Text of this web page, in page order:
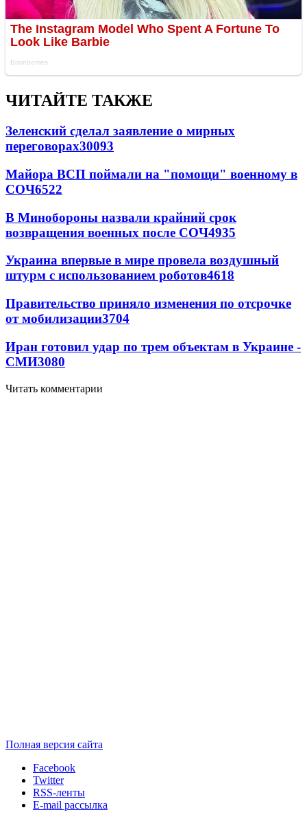
ЧИТАЙТЕ ТАКЖЕ
Зеленский сделал заявление о мирных
переговорах30093
Майора ВСП поймали на "помощи" военному в
СОЧ6522
В Минобороны назвали крайний срок
возвращения военных после СОЧ4935
Украина впервые в мире провела воздушный
штурм с использованием роботов4618
Правительство приняло изменения по отсрочке
от мобилизации3704
Иран готовил удар по трем объектам в Украине -
СМИ3080
Читать комментарии
Полная версия сайта
Facebook
Twitter
RSS-ленты
E-mail рассылка